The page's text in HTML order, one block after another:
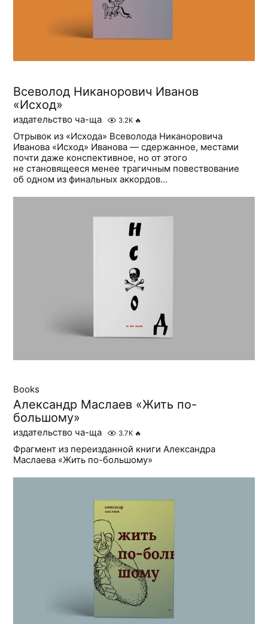
Всеволод Никанорович Иванов
«Исход»
издательство ча-ща 3.2K 🔥
Отрывок из «Исхода» Всеволода Никаноровича
Иванова «Исход» Иванова — сдержанное, местами
почти даже конспективное, но от этого
не становящееся менее трагичным повествование
об одном из финальных аккордов...
Books
Александр Маслаев «Жить по-
большому»
издательство ча-ща 3.7K 🔥
Фрагмент из переизданной книги Александра
Маслаева «Жить по-большому»